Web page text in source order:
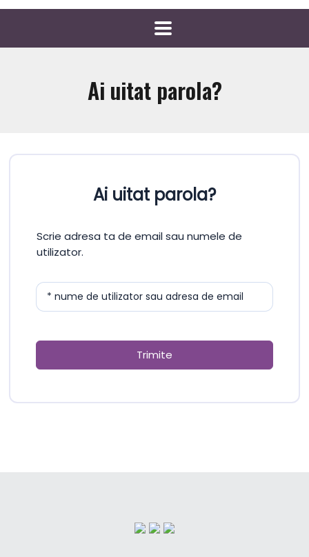
Ai uitat parola?
Ai uitat parola?
Scrie adresa ta de email sau numele de
utilizator.
* nume de utilizator sau adresa de email
Trimite